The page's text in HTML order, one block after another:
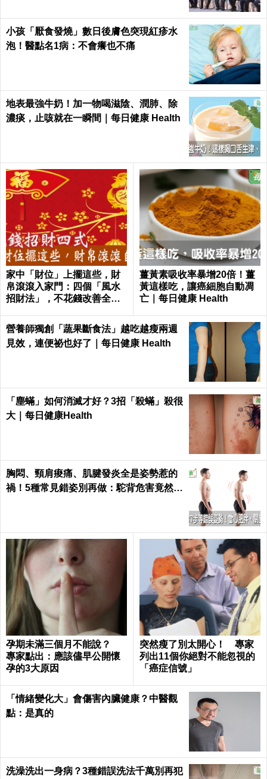
小孩「厭食發燒」數日後膚色突現紅疹水
泡！醫點名1病：不會癢也不痛
地表最強牛奶！加一物喝滋陰、潤肺、除
濃痰，止咳就在一瞬間｜每日健康 Health
家中「財位」上擺這些，財
帛滾滾入家門：四個「風水
招財法」，不花錢改善全家
薑黃素吸收率暴增20倍！薑
黃這樣吃，讓癌細胞自動凋
亡｜每日健康 Health
營養師獨創「蔬果斷食法」越吃越瘦兩週
見效，連便祕也好了｜每日健康 Health
「塵蟎」如何消滅才好？3招「殺蟎」殺很
大｜每日健康Health
胸悶、頸肩痠痛、肌腱發炎全是姿勢惹的
禍！5種常見錯姿別再做：駝背危害竟然這
孕期未滿三個月不能說？
專家點出：應該儘早公開懷
孕的3大原因
突然瘦了別太開心！ 專家
列出11個你絕對不能忽視的
「癌症信號」
「情緒變化大」會傷害內臟健康？中醫觀
點：是真的
洗澡洗出一身病？3種錯誤洗法千萬別再犯